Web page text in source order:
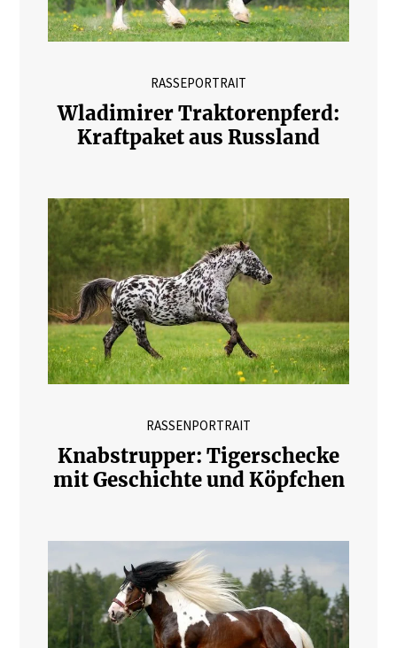
RASSEPORTRAIT
Wladimirer Traktorenpferd:
Kraftpaket aus Russland
RASSENPORTRAIT
Knabstrupper: Tigerschecke
mit Geschichte und Köpfchen